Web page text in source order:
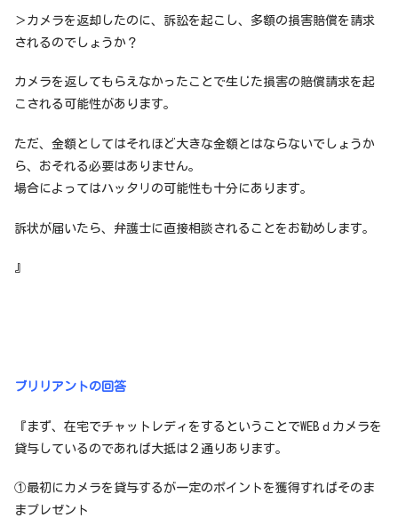
＞カメラを返却したのに、訴訟を起こし、多額の損害賠償を請求
されるのでしょうか？
カメラを返してもらえなかったことで生じた損害の賠償請求を起
こされる可能性があります。
ただ、金額としてはそれほど大きな金額とはならないでしょうか
ら、おそれる必要はありません。
場合によってはハッタリの可能性も十分にあります。
訴状が届いたら、弁護士に直接相談されることをお勧めします｡
』
ブリリアントの回答
『まず、在宅でチャットレディをするということでWEBｄカメラを
貸与しているのであれば大抵は２通りあります。
①最初にカメラを貸与するが一定のポイントを獲得すればそのま
まプレゼント